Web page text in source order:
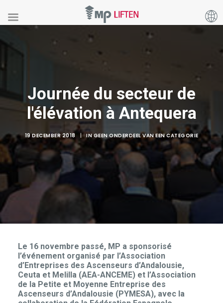
Journée du secteur de
l'élévation à Antequera
19 DECEMBER 2018 | INGEEN ONDERDEEL VAN EEN CATEGORIE
Le 16 novembre passé, MP a sponsorisé
l’événement organisé par l’Association
d’Entreprises des Ascenseurs d’Andalousie,
Ceuta et Melilla (AEA-ANCEME) et l’Association
de la Petite et Moyenne Entreprise des
Ascenseurs d’Andalousie (PYMESA), avec la